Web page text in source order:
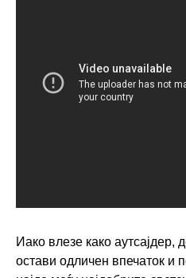
Иако влезе како аутсајдер,
остави одличен впечаток и